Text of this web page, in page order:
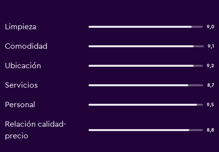
Limpieza 9,0
Comodidad 9,1
Ubicación 9,2
Servicios 8,7
Personal 9,5
Relación calidad-
precio
8,8